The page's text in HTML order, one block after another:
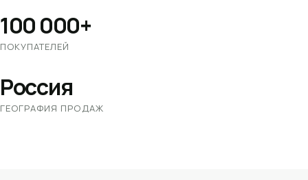
100 000+
ПОКУПАТЕЛЕЙ
Россия
ГЕОГРАФИЯ ПРОДАЖ